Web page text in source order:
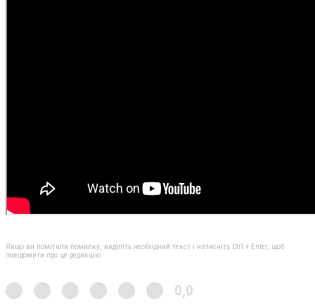
Якщо ви помітили помилку, виділіть необхідний текст і натисніть Ctrl + Enter, щоб
повідомити про це редакцію
0,0